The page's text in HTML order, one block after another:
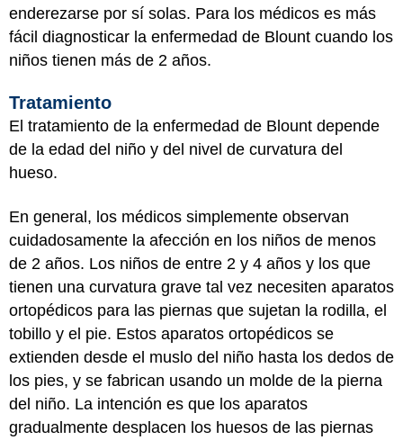
enderezarse por sí solas. Para los médicos es más
fácil diagnosticar la enfermedad de Blount cuando los
niños tienen más de 2 años.
Tratamiento
El tratamiento de la enfermedad de Blount depende
de la edad del niño y del nivel de curvatura del
hueso.
En general, los médicos simplemente observan
cuidadosamente la afección en los niños de menos
de 2 años. Los niños de entre 2 y 4 años y los que
tienen una curvatura grave tal vez necesiten aparatos
ortopédicos para las piernas que sujetan la rodilla, el
tobillo y el pie. Estos aparatos ortopédicos se
extienden desde el muslo del niño hasta los dedos de
los pies, y se fabrican usando un molde de la pierna
del niño. La intención es que los aparatos
gradualmente desplacen los huesos de las piernas